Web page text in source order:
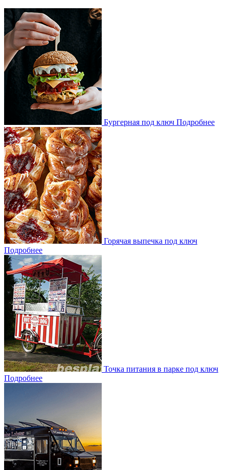
Бургерная под ключ Подробнее
Горячая выпечка под ключ
Подробнее
Точка питания в парке под ключ
Подробнее